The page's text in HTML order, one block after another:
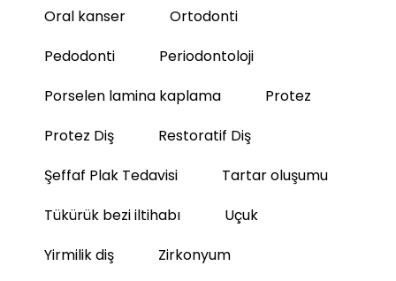
Oral kanser
Ortodonti
Pedodonti
Periodontoloji
Porselen lamina kaplama
Protez
Protez Diş
Restoratif Diş
Şeffaf Plak Tedavisi
Tartar oluşumu
Tükürük bezi iltihabı
Uçuk
Yirmilik diş
Zirkonyum